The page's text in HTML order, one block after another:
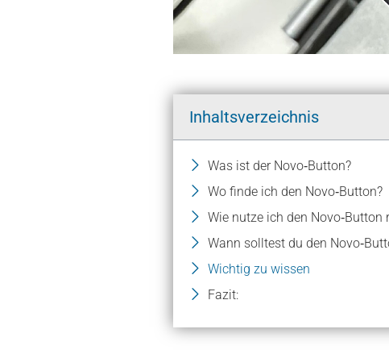
Inhaltsverzeichnis
Was ist der Novo‑Button?
Wo finde ich den Novo‑Button?
Wie nutze ich den Novo‑Button
Wann solltest du den
Wichtig zu wissen
Fazit: